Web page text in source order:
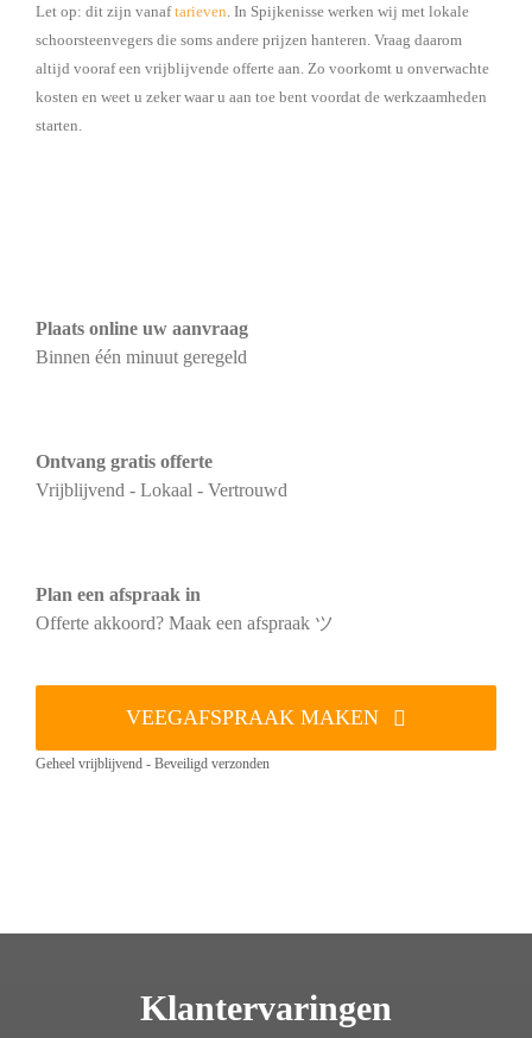
Let op: dit zijn vanaftarieven. In Spijkenisse werken wij met lokale
schoorsteenvegers die soms andere prijzen hanteren. Vraag daarom
altijd vooraf een vrijblijvende offerte aan. Zo voorkomt u onverwachte
kosten en weet u zeker waar u aan toe bent voordat de werkzaamheden
starten.
Plaats online uw aanvraag
Binnen één minuut geregeld
Ontvang gratis offerte
Vrijblijvend - Lokaal - Vertrouwd
Plan een afspraak in
Offerte akkoord? Maak een afspraak ツ
VEEGAFSPRAAK MAKEN
Geheel vrijblijvend - Beveiligd verzonden
Klantervaringen